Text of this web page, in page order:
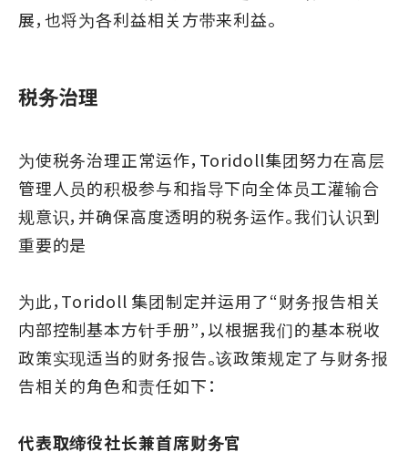
展，也将为各利益相关方带来利益。
税务治理
为使税务治理正常运作，Toridoll集团努力在高层
管理人员的积极参与和指导下向全体员工灌输合
规意识，并确保高度透明的税务运作。我们认识到
重要的是
为此，Toridoll 集团制定并运用了“财务报告相关
内部控制基本方针手册”，以根据我们的基本税收
政策实现适当的财务报告。该政策规定了与财务报
告相关的角色和责任如下：
代表取缔役社长兼首席财务官